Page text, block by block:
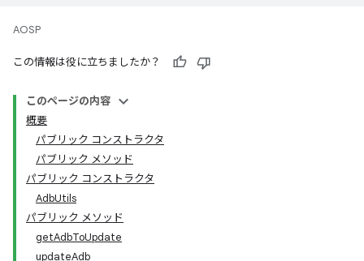
AOSP
この情報は役に立ちましたか？
このページの内容
概要
パブリック コンストラクタ
パブリック メソッド
パブリック コンストラクタ
AdbUtils
パブリック メソッド
getAdbToUpdate
updateAdb